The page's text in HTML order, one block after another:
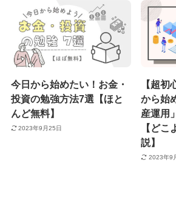
今日から始めたい！お金・
投資の勉強方法7選【ほと
んど無料】
2023年9月25日
【超
から始
産運用
【ど
説】
2023年9